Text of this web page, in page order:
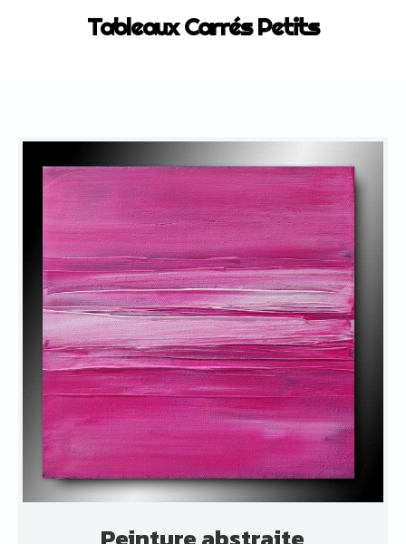
Tableaux Carrés Petits